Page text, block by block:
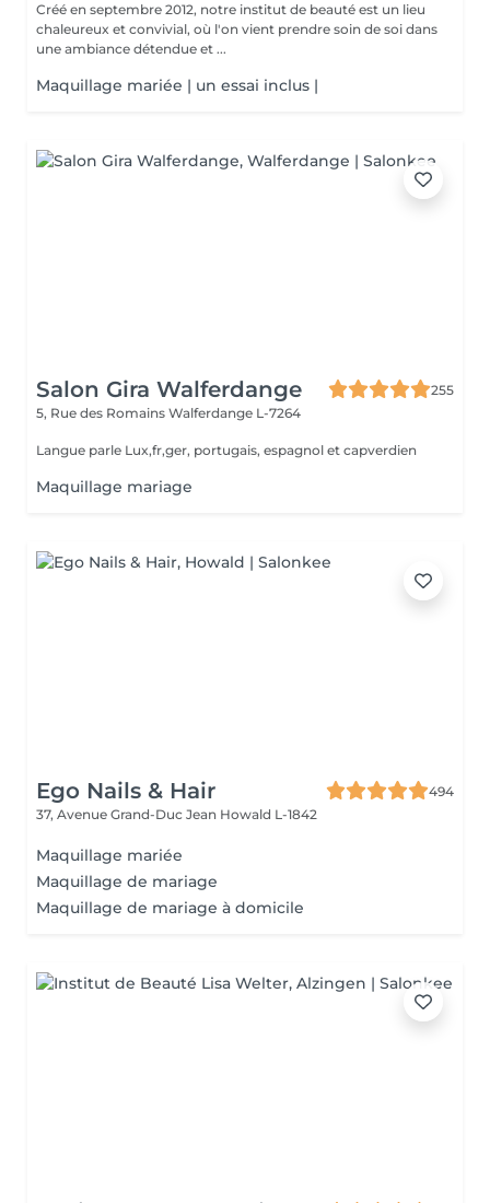
Créé en septembre 2012, notre institut de beauté est un lieu
chaleureux et convivial, où l'on vient prendre soin de soi dans
une ambiance détendue et ...
Maquillage mariée | un essai inclus |
Salon Gira Walferdange
255
5, Rue des Romains Walferdange L-7264
Langue parle Lux,fr,ger, portugais, espagnol et capverdien
Maquillage mariage
Ego Nails & Hair
494
37, Avenue Grand-Duc Jean Howald L-1842
Maquillage mariée
Maquillage de mariage
Maquillage de mariage à domicile